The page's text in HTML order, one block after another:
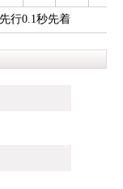
行0.1秒先着